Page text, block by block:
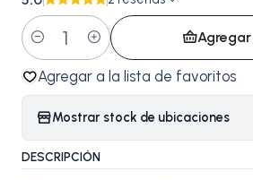
Cantidad
Agregar a la lista de favoritos
Mostrar stock de ubicaciones
DESCRIPCIÓN